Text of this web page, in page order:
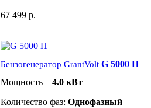
67 499 р.
Бензогенератор GrantVolt G 5000 H
Мощность – 4.0 кВт
Количество фаз: Однофазный